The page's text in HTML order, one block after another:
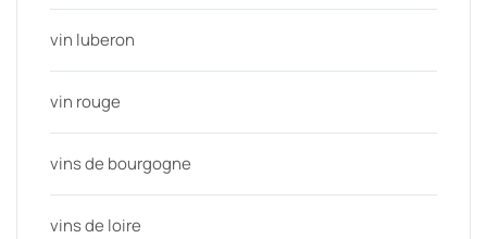
vin luberon
vin rouge
vins de bourgogne
vins de loire